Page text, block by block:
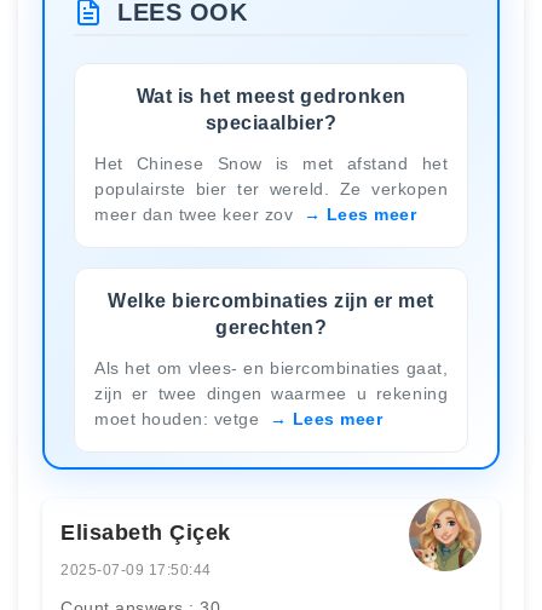
LEES OOK
Wat is het meest gedronken
speciaalbier?
Het Chinese Snow is met afstand het
populairste bier ter wereld. Ze verkopen
meer dan twee keer zov
Lees meer
Welke biercombinaties zijn er met
gerechten?
Als het om vlees- en biercombinaties gaat,
zijn er twee dingen waarmee u rekening
moet houden: vetge
Lees meer
Elisabeth Çiçek
2025-07-09 17:50:44